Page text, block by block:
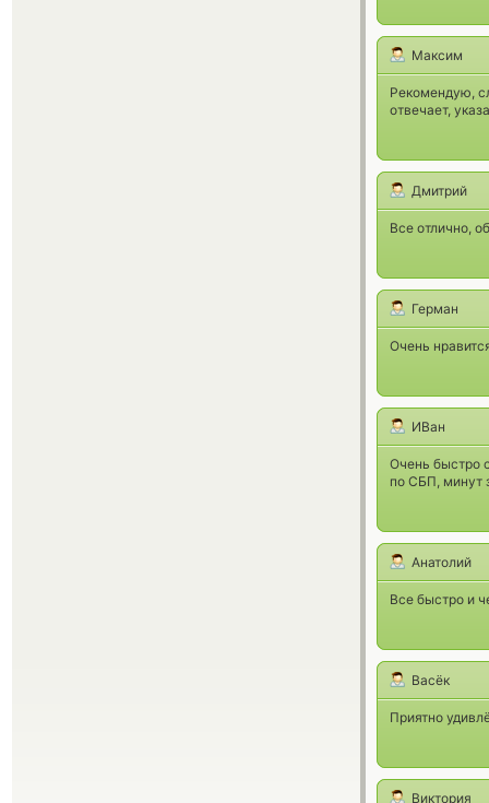
Максим
Рекомендую,
отвечает,
Дмитрий
Все отлично,
Герман
Очень
ИВан
Очень быстро
по СБП, минут
Анатолий
Все быстро и
Васёк
Приятно
Виктория